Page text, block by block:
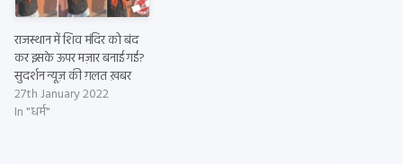
राजस्थान में शिव मंदिर को बंद
कर इसके ऊपर मज़ार बनाई गई?
सुदर्शन न्यूज़ की ग़लत ख़बर
27th January 2022
In "धर्म"